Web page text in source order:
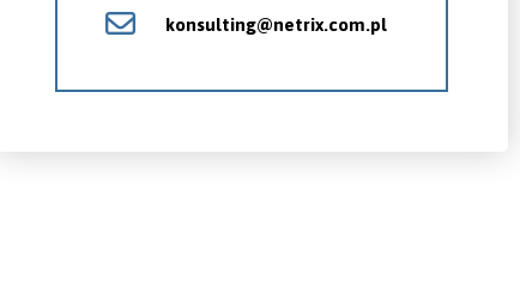
konsulting@netrix.com.pl